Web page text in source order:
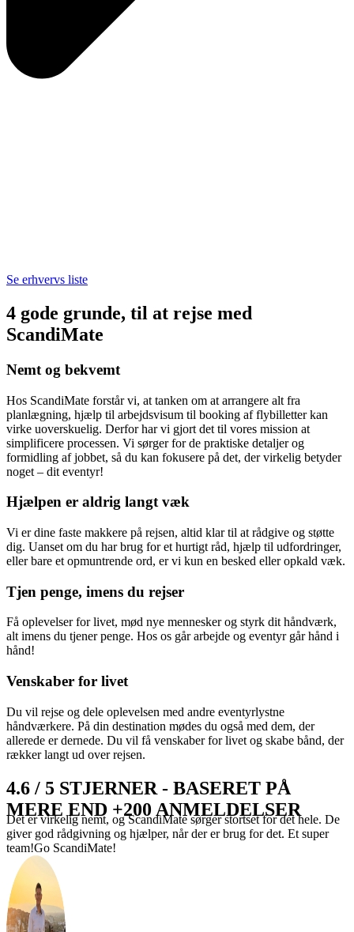
Se erhvervs liste
4 gode grunde, til at rejse med
ScandiMate
Nemt og bekvemt
Hos ScandiMate forstår vi, at tanken om at arrangere alt fra
planlægning, hjælp til arbejdsvisum til booking af flybilletter kan
virke uoverskuelig. Derfor har vi gjort det til vores mission at
simplificere processen. Vi sørger for de praktiske detaljer og
formidling af jobbet, så du kan fokusere på det, der virkelig betyder
noget – dit eventyr!
Hjælpen er aldrig langt væk
Vi er dine faste makkere på rejsen, altid klar til at rådgive og støtte
dig. Uanset om du har brug for et hurtigt råd, hjælp til udfordringer,
eller bare et opmuntrende ord, er vi kun en besked eller opkald væk.
Tjen penge, imens du rejser
Få oplevelser for livet, mød nye mennesker og styrk dit håndværk,
alt imens du tjener penge. Hos os går arbejde og eventyr går hånd i
hånd!
Venskaber for livet
Du vil rejse og dele oplevelsen med andre eventyrlystne
håndværkere. På din destination mødes du også med dem, der
allerede er dernede. Du vil få venskaber for livet og skabe bånd, der
rækker langt ud over rejsen.
4.6 / 5 STJERNER - BASERET PÅ
MERE END +200 ANMELDELSER
Det er virkelig nemt, og ScandiMate sørger stortset for det hele. De
giver god rådgivning og hjælper, når der er brug for det. Et super
team!Go ScandiMate!